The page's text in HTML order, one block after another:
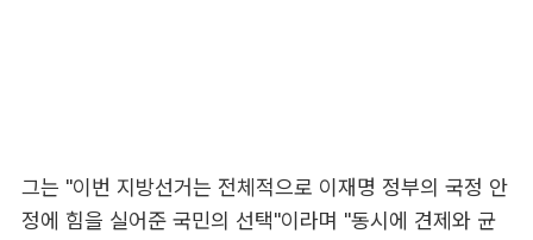
그는 "이번 지방선거는 전체적으로 이재명 정부의 국정 안
정에 힘을 실어준 국민의 선택"이라며 "동시에 견제와 균